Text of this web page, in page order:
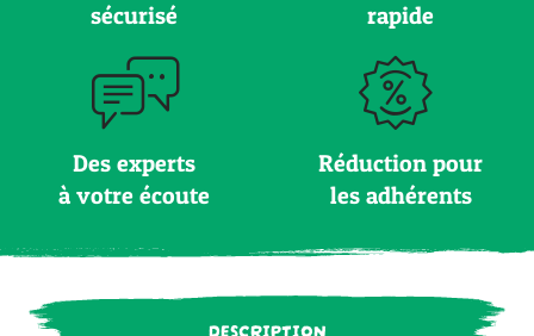
sécurisé
rapide
Des experts
à votre écoute
Réduction pour
les adhérents
DESCRIPTION